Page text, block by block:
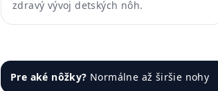
zdravý vývoj detských nôh.
Pre aké nôžky? Normálne až širšie nohy